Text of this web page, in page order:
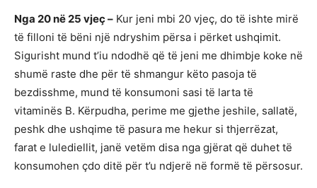
Nga 20 në 25 vjeç – Kur jeni mbi 20 vjeç, do të ishte mirë
të filloni të bëni një ndryshim përsa i përket ushqimit.
Sigurisht mund t’iu ndodhë që të jeni me dhimbje koke në
shumë raste dhe për të shmangur këto pasoja të
bezdisshme, mund të konsumoni sasi të larta të
vitaminës B. Kërpudha, perime me gjethe jeshile, sallatë,
peshk dhe ushqime të pasura me hekur si thjerrëzat,
farat e lulediellit, janë vetëm disa nga gjërat që duhet të
konsumohen çdo ditë për t’u ndjerë në formë të përsosur.